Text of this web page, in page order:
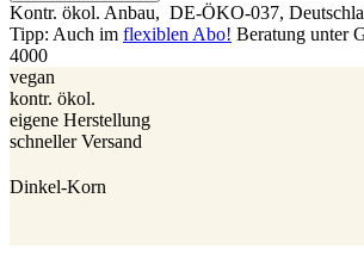
Kontr. ökol. Anbau, DE-ÖKO-037,
Tipp: Auch im flexiblen Abo! Beratung unter
4000
vegan
kontr. ökol.
eigene Herstellung
schneller Versand
Dinkel-Korn